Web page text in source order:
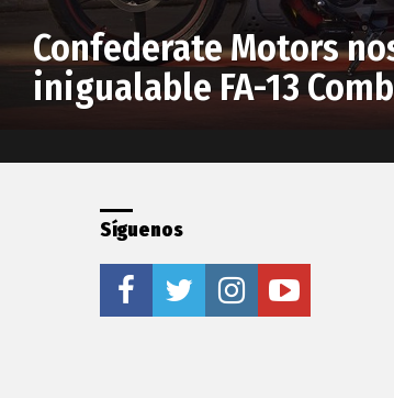
Confederate Motors
inigualable FA-13
Síguenos
facebooktwitter instagramyoutube